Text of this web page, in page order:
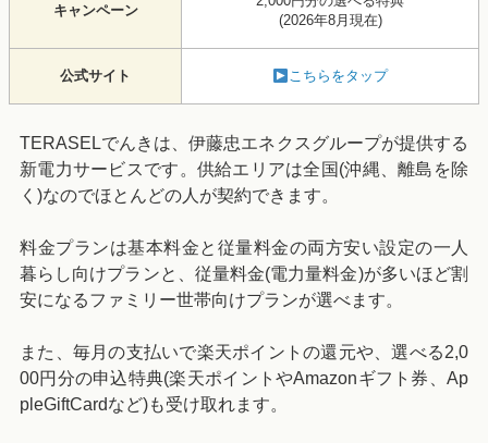
キャンペーン
(2026年8月現在)
公式サイト こちらをタップ
TERASELでんきは、伊藤忠エネクスグループが提供する
新電力サービスです。供給エリアは全国(沖縄、離島を除
く)なのでほとんどの人が契約できます。
料金プランは基本料金と従量料金の両方安い設定の一人
暮らし向けプランと、従量料金(電力量料金)が多いほど割
安になるファミリー世帯向けプランが選べます。
また、毎月の支払いで楽天ポイントの還元や、選べる2,0
00円分の申込特典(楽天ポイントやAmazonギフト券、Ap
pleGiftCardなど)も受け取れます。